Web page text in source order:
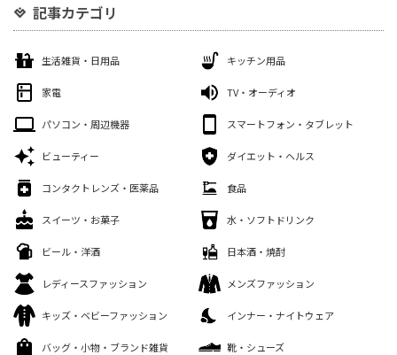
記事カテゴリ
生活雑貨・日用品 キッチン用品
家電 TV・オーディオ
パソコン・周辺機器 スマートフォン・タブレット
ビューティー ダイエット・ヘルス
コンタクトレンズ・医薬品 食品
スイーツ・お菓子 水・ソフトドリンク
ビール・洋酒 日本酒・焼酎
レディースファッション メンズファッション
キッズ・ベビーファッション インナー・ナイトウェア
バッグ・小物・ブランド雑貨 靴・シューズ